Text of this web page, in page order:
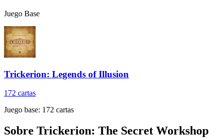
Juego Base
Trickerion: Legends of Illusion
172 cartas
Juego base: 172 cartas
Sobre Trickerion: The Secret Workshop